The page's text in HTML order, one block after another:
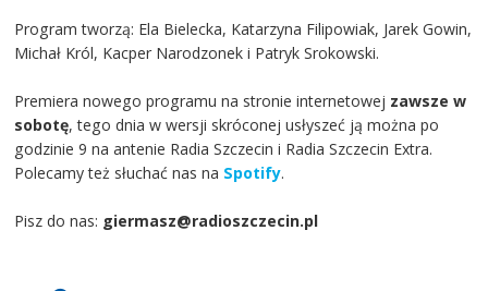
Program tworzą: Ela Bielecka, Katarzyna Filipowiak, Jarek Gowin,
Michał Król, Kacper Narodzonek i Patryk Srokowski.
Premiera nowego programu na stronie internetowej zawsze w
sobotę, tego dnia w wersji skróconej usłyszeć ją można po
godzinie 9 na antenie Radia Szczecin i Radia Szczecin Extra.
Polecamy też słuchać nas na Spotify.
Pisz do nas: giermasz@radioszczecin.pl